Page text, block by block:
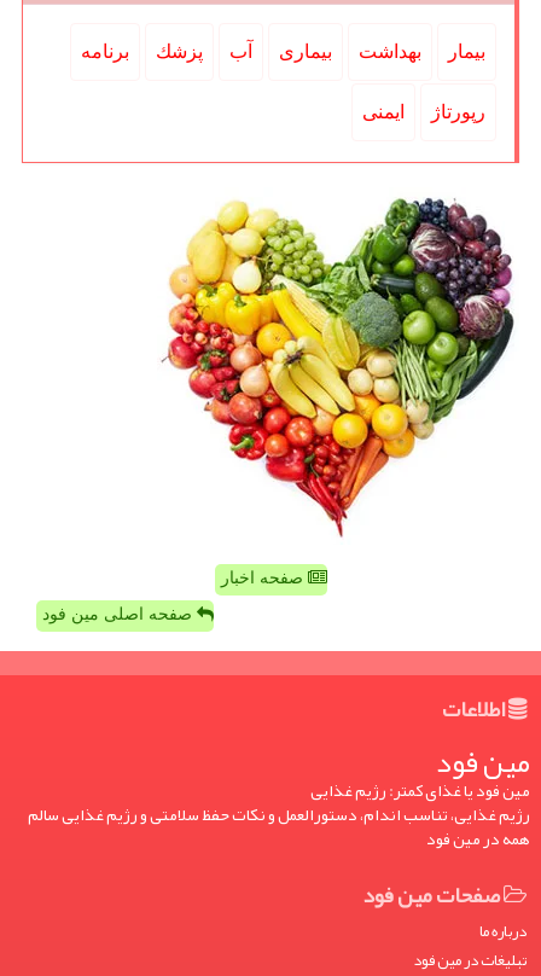
بیمار بهداشت بیماری آب پزشك برنامه
رپورتاژ ایمنی
صفحه اخبار
صفحه اصلی مین فود
اطلاعات
مین فود
مین فود یا غذای کمتر: رژیم غذایی
رژیم غذایی، تناسب اندام، دستورالعمل و نکات حفظ سلامتی و رژیم غذایی سالم
همه در مین فود
صفحات مین فود
درباره ما
تبلیغات در مین فود